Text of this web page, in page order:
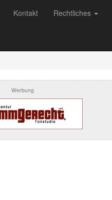
Kontakt Rechtliches
Werbung